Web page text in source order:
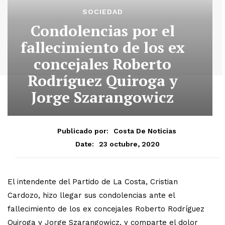
SOCIEDAD
Condolencias por el
fallecimiento de los ex
concejales Roberto
Rodríguez Quiroga y
Jorge Szarangowicz
Publicado por:
Costa De Noticias
Date:
23 octubre, 2020
El intendente del Partido de La Costa, Cristian
Cardozo, hizo llegar sus condolencias ante el
fallecimiento de los ex concejales Roberto Rodríguez
Quiroga y Jorge Szarangowicz, y comparte el dolor